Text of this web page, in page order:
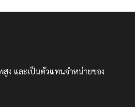
สูง และเป็นตัวแทนจำหน่ายของ